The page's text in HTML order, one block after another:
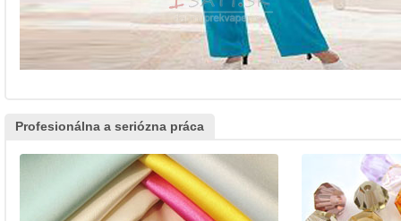
Profesionálna a seriózna práca